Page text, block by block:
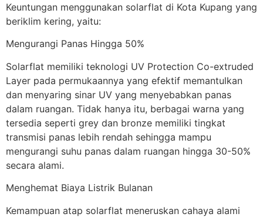
Keuntungan menggunakan solarflat di Kota Kupang yang
beriklim kering, yaitu:
Mengurangi Panas Hingga 50%
Solarflat memiliki teknologi UV Protection Co-extruded
Layer pada permukaannya yang efektif memantulkan
dan menyaring sinar UV yang menyebabkan panas
dalam ruangan. Tidak hanya itu, berbagai warna yang
tersedia seperti grey dan bronze memiliki tingkat
transmisi panas lebih rendah sehingga mampu
mengurangi suhu panas dalam ruangan hingga 30-50%
secara alami.
Menghemat Biaya Listrik Bulanan
Kemampuan atap solarflat meneruskan cahaya alami